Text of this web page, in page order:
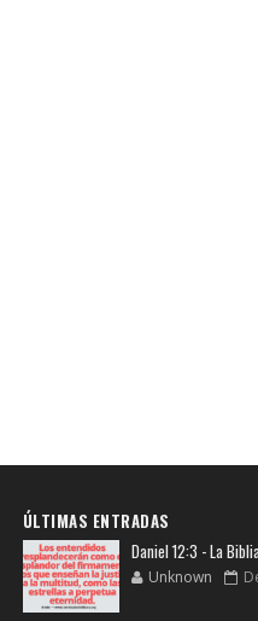
ÚLTIMAS ENTRADAS
Daniel 12:3 - La Biblia
Unknown